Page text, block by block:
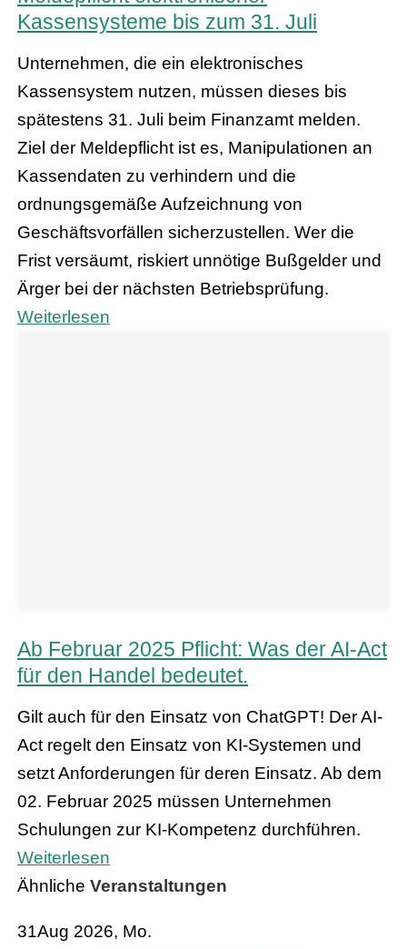
Kassensysteme bis zum 31. Juli
Unternehmen, die ein elektronisches
Kassensystem nutzen, müssen dieses bis
spätestens 31. Juli beim Finanzamt melden.
Ziel der Meldepflicht ist es, Manipulationen an
Kassendaten zu verhindern und die
ordnungsgemäße Aufzeichnung von
Geschäftsvorfällen sicherzustellen. Wer die
Frist versäumt, riskiert unnötige Bußgelder und
Ärger bei der nächsten Betriebsprüfung.
Weiterlesen
Ab Februar 2025 Pflicht: Was der AI-Act
für den Handel bedeutet.
Gilt auch für den Einsatz von ChatGPT! Der AI-
Act regelt den Einsatz von KI-Systemen und
setzt Anforderungen für deren Einsatz. Ab dem
02. Februar 2025 müssen Unternehmen
Schulungen zur KI-Kompetenz durchführen.
Weiterlesen
Ähnliche Veranstaltungen
31Aug 2026, Mo.